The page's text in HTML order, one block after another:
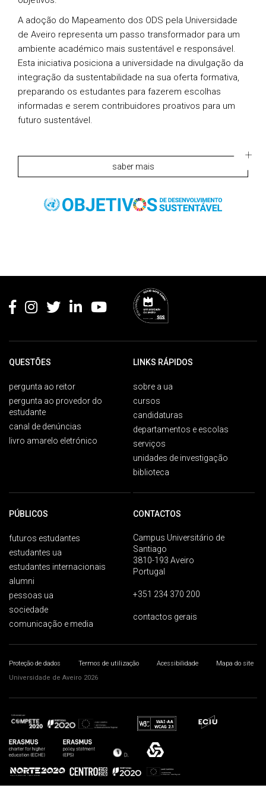
A adoção do Mapeamento dos ODS pela Universidade
de Aveiro representa um passo transformador para um
ambiente académico mais sustentável e responsável.
Esta iniciativa posiciona a universidade na divulgação da
integração da sustentabilidade na sua oferta formativa,
preparando os estudantes para fazerem escolhas
informadas e serem contribuidores proativos para um
futuro sustentável.
saber mais
QUESTÕES
pergunta ao reitor
pergunta ao provedor do
estudante
canal de denúncias
livro amarelo eletrónico
LINKS RÁPIDOS
sobre a ua
cursos
candidaturas
departamentos e escolas
serviços
unidades de investigação
biblioteca
PÚBLICOS
futuros estudantes
estudantes ua
estudantes internacionais
alumni
pessoas ua
sociedade
comunicação e media
CONTACTOS
Campus Universitário de
Santiago
3810-193 Aveiro
Portugal
+351 234 370 200
contactos gerais
Proteção de dados Termos de utilização Acessibilidade
Mapa do site
Universidade de Aveiro 2026